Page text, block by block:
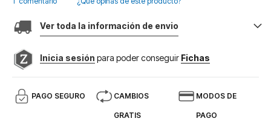
imágenes
Ver toda la información de envio
Inicia sesión para poder conseguir Fichas
PAGO SEGURO CAMBIOS
GRATIS
MODOS DE
PAGO